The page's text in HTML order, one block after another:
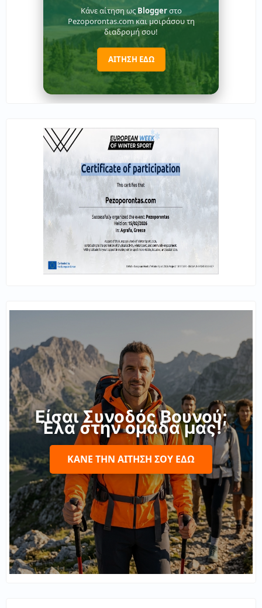
Κάνε αίτηση ως Bloggerστο
Pezoporontas.com και μοιράσου τη
διαδρομή σου!
ΑΙΤΗΣΗ ΕΔΩ
Είσαι Συνοδός Βουνού;
Έλα στην ομάδα μας!
ΚΆΝΕ ΤΗΝ ΑΊΤΗΣΉ ΣΟΥ ΕΔΏ